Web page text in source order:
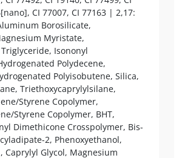
CI 77007, CI 77163 | 2,17:
Borosilicate,
Myristate,
Isononyl
Polydecene,
Polyisobutene, Silica,
Triethoxycaprylylsilane,
Styrene Copolymer,
Styrene Copolymer, BHT,
Dimethicone Crosspolymer, Bis-
2, Phenoxyethanol,
Caprylyl Glycol, Magnesium